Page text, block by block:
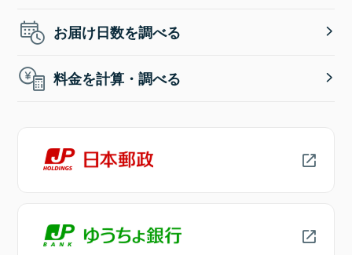
お届け日数を調べる
料金を計算・調べる